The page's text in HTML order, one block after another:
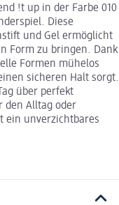
!t up in der Farbe 010
Diese
und Gel ermöglicht
Form zu bringen. Dank
Formen mühelos
sicheren Halt sorgt.
über perfekt
den Alltag oder
ein unverzichtbares